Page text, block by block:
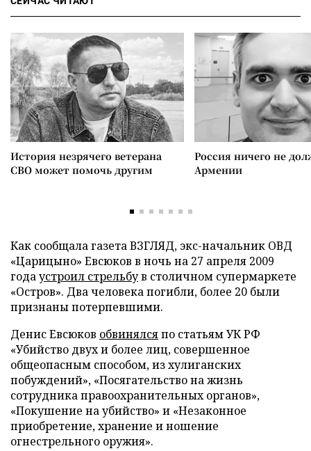
История незрячего ветерана
СВО может помочь другим
Россия ничего не
Армении
Как сообщала газета ВЗГЛЯД, экс-начальник ОВД
«Царицыно» Евсюков в ночь на 27 апреля 2009
годаустроил стрельбув столичном супермаркете
«Остров». Два человека погибли, более 20 были
признаны потерпевшими.
Денис Евсюков обвинялсяпо статьям УК РФ
«Убийство двух и более лиц, совершенное
общеопасным способом, из хулиганских
побуждений», «Посягательство на жизнь
сотрудника правоохранительных органов»,
«Покушение на убийство» и «Незаконное
приобретение, хранение и ношение
огнестрельного оружия».